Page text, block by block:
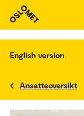
English version
Ansatteoversikt